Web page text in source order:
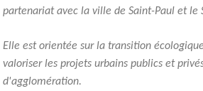
partenariat avec la ville de Saint-Paul et le
Elle est orientée sur la transition
valoriser les projets urbains publics et
d'agglomération.